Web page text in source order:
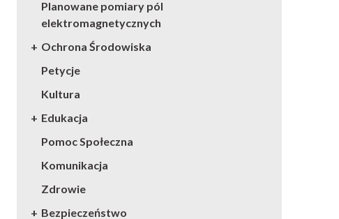
Planowane pomiary pól
elektromagnetycznych
Ochrona Środowiska
Petycje
Kultura
Edukacja
Pomoc Społeczna
Komunikacja
Zdrowie
Bezpieczeństwo